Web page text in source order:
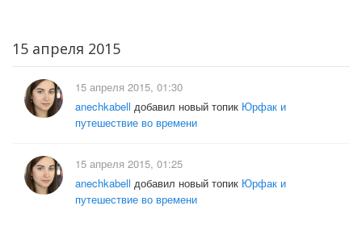
15 апреля 2015
15 апреля 2015, 01:30
anechkabell добавил новый топик Юрфак и
путешествие во времени
15 апреля 2015, 01:25
anechkabell добавил новый топик Юрфак и
путешествие во времени